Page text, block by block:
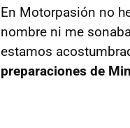
En Motorpasión no
nombre ni me
estamos
preparaciones de